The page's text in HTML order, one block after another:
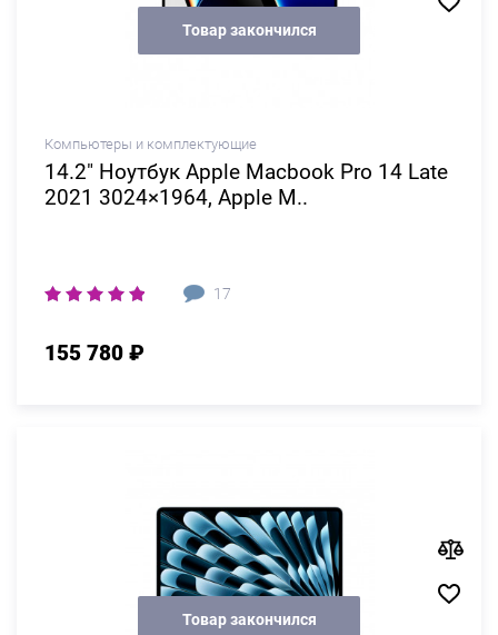
Товар закончился
Компьютеры и комплектующие
14.2" Ноутбук Apple Macbook Pro 14 Late
2021 3024×1964, Apple M..
17
155 780 ₽
Товар закончился